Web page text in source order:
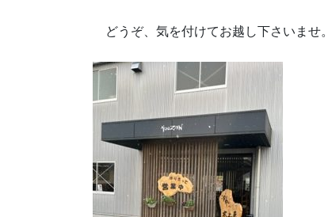
どうぞ、気を付けてお越し下さいませ。